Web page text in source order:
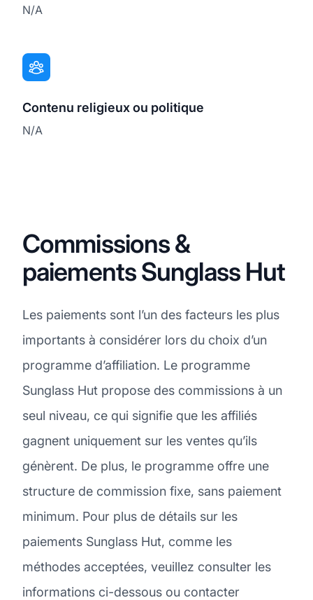
N/A
Contenu religieux ou politique
N/A
Commissions &
paiements Sunglass Hut
Les paiements sont l’un des facteurs les plus
importants à considérer lors du choix d’un
programme d’affiliation. Le programme
Sunglass Hut propose des commissions à un
seul niveau, ce qui signifie que les affiliés
gagnent uniquement sur les ventes qu’ils
génèrent. De plus, le programme offre une
structure de commission fixe, sans paiement
minimum. Pour plus de détails sur les
paiements Sunglass Hut, comme les
méthodes acceptées, veuillez consulter les
informations ci-dessous ou contacter